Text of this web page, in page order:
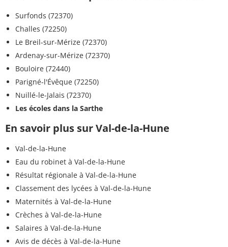
Surfonds (72370)
Challes (72250)
Le Breil-sur-Mérize (72370)
Ardenay-sur-Mérize (72370)
Bouloire (72440)
Parigné-l'Évêque (72250)
Nuillé-le-Jalais (72370)
Les écoles dans la Sarthe
En savoir plus sur Val-de-la-Hune
Val-de-la-Hune
Eau du robinet à Val-de-la-Hune
Résultat régionale à Val-de-la-Hune
Classement des lycées à Val-de-la-Hune
Maternités à Val-de-la-Hune
Crèches à Val-de-la-Hune
Salaires à Val-de-la-Hune
Avis de décès à Val-de-la-Hune